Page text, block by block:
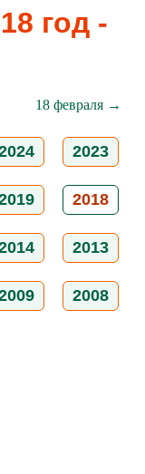
год -
18 февраля →
2023
2018
2013
2008